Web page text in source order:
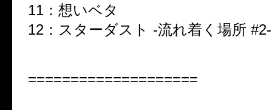
11：想いベタ
12：スターダスト -流れ着く場所 #2-
====================